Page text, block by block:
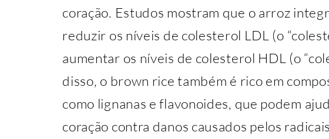
coração. Estudos mostram que o arroz
reduzir os níveis de colesterol LDL (o
aumentar os níveis de colesterol HDL (o
disso, o brown rice também é rico em
como lignanas e flavonoides, que podem
coração contra danos causados pelos